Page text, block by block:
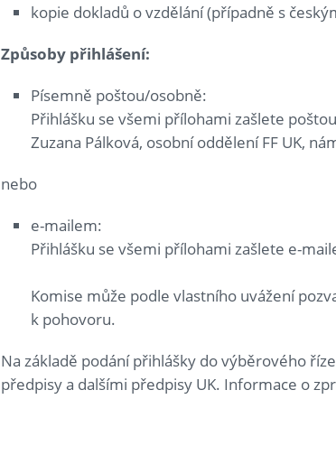
kopie dokladů o vzdělání (případně s
Způsoby přihlášení:
Písemně poštou/osobně:
Přihlášku se všemi přílohami zašlete
Zuzana Pálková, osobní oddělení FF UK,
nebo
e-mailem:
Přihlášku se všemi přílohami zašlete e-
Komise může podle vlastního uvážení
k pohovoru.
Na základě podání přihlášky do výběrového
předpisy a dalšími předpisy UK. Informace o